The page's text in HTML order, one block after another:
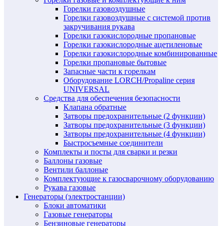
Горелки газовоздушные
Горелки газовоздушные с системой против
закручивания рукава
Горелки газокислородные пропановые
Горелки газокислородные ацетиленовые
Горелки газокислородные комбинированные
Горелки пропановые бытовые
Запасные части к горелкам
Оборудование LORCH/Propaline серия
UNIVERSAL
Средства для обеспечения безопасности
Клапана обратные
Затворы предохранительные (2 функции)
Затворы предохранительные (3 функции)
Затворы предохранительные (4 функции)
Быстросъемные соединители
Комплекты и посты для сварки и резки
Баллоны газовые
Вентили баллоные
Комплектующие к газосварочному оборудованию
Рукава газовые
Генераторы (электростанции)
Блоки автоматики
Газовые генераторы
Бензиновые генераторы